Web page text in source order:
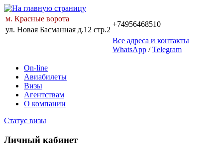
м. Красные ворота
+74956468510
ул. Новая Басманная д.12 стр.2
Все адреса и контакты
WhatsApp /Telegram
On-line
Авиабилеты
Визы
Агентствам
О компании
Статус визы
Личный кабинет